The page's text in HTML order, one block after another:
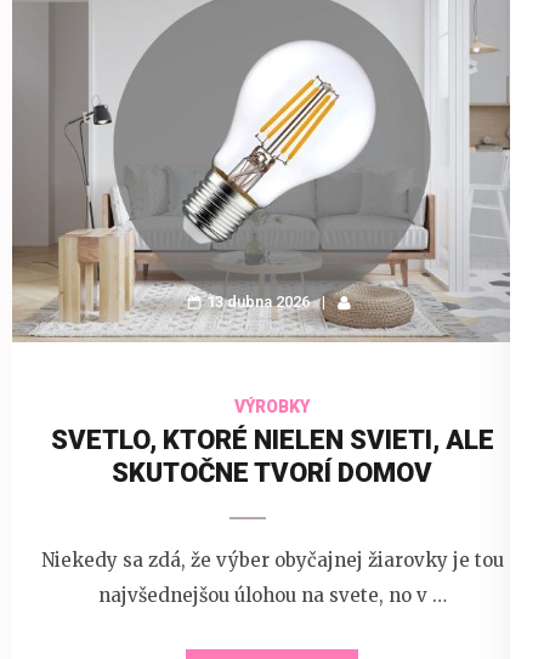
13 dubna 2026
VÝROBKY
SVETLO, KTORÉ NIELEN SVIETI, ALE
SKUTOČNE TVORÍ DOMOV
Niekedy sa zdá, že výber obyčajnej žiarovky je tou
najvšednejšou úlohou na svete, no v …